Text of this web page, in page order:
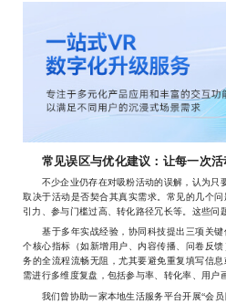
常见误区与优化建议：让每一次
不少企业仍存在对吸粉活动的误解，认为只
取决于活动是否契合其真实需求。常见的几个
引力、参与门槛过高、转化路径冗长等。这些
基于多年实战经验，协同科技提出三项关键
个核心指标（如新增用户、内容传播、问卷反
务的全流程流畅无阻，尤其要避免重复填写信
需进行多维度复盘，包括参与率、转化率、用户
我们曾协助一家本地生活服务平台开展“会员